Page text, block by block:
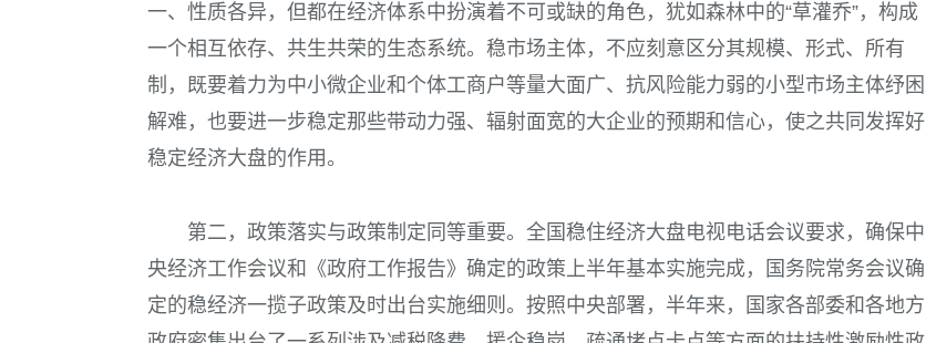
一、性质各异，但都在经济体系中扮演着不可或缺的角色，犹如森林中的“草灌乔”，构成
一个相互依存、共生共荣的生态系统。稳市场主体，不应刻意区分其规模、形式、所有
制，既要着力为中小微企业和个体工商户等量大面广、抗风险能力弱的小型市场主体纾困
解难，也要进一步稳定那些带动力强、辐射面宽的大企业的预期和信心，使之共同发挥好
稳定经济大盘的作用。
第二，政策落实与政策制定同等重要。全国稳住经济大盘电视电话会议要求，确保中
央经济工作会议和《政府工作报告》确定的政策上半年基本实施完成，国务院常务会议确
定的稳经济一揽子政策及时出台实施细则。按照中央部署，半年来，国家各部委和各地方